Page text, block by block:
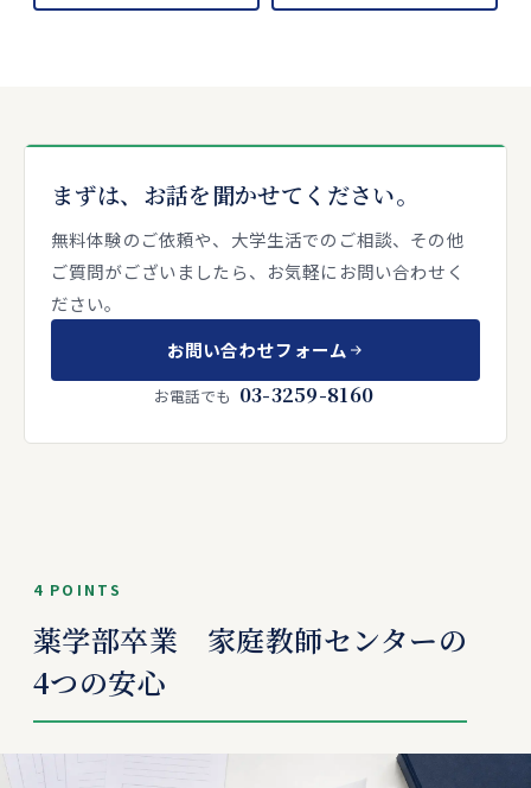
まずは、 お話を聞かせてください。
無料体験のご依頼や、大学生活でのご相談、その他
ご質問がございましたら、お気軽にお問い合わせく
ださい。
お問い合わせフォーム
お電話でも 03-3259-8160
4 POINTS
薬学部卒業 家庭教師センターの
4つの安心